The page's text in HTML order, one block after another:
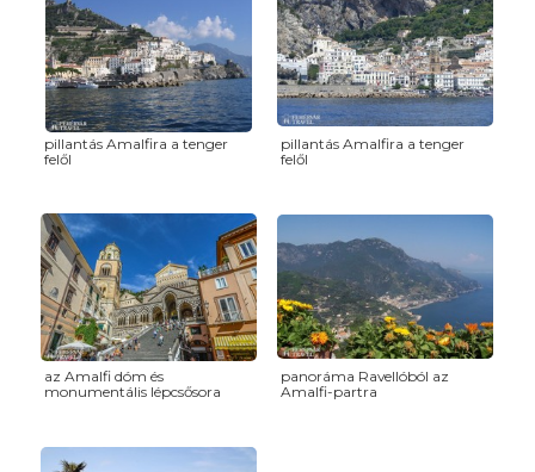
pillantás Amalfira a tenger
felől
pillantás Amalfira a tenger
felől
az Amalfi dóm és
monumentális lépcsősora
panoráma Ravellóból az
Amalfi-partra